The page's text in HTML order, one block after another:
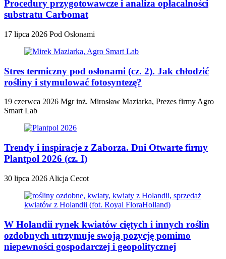
Procedury przygotowawcze i analiza opłacalności
substratu Carbomat
17 lipca 2026 Pod Osłonami
Stres termiczny pod osłonami (cz. 2). Jak chłodzić
rośliny i stymulować fotosyntezę?
19 czerwca 2026 Mgr inż. Mirosław Maziarka, Prezes firmy Agro
Smart Lab
Trendy i inspiracje z Zaborza. Dni Otwarte firmy
Plantpol 2026 (cz. I)
30 lipca 2026 Alicja Cecot
W Holandii rynek kwiatów ciętych i innych roślin
ozdobnych utrzymuje swoją pozycję pomimo
niepewności gospodarczej i geopolitycznej